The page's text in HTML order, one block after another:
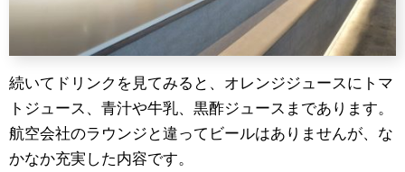
続いてドリンクを見てみると、オレンジジュースにトマ
トジュース、青汁や牛乳、黒酢ジュースまであります。
航空会社のラウンジと違ってビールはありませんが、な
かなか充実した内容です。